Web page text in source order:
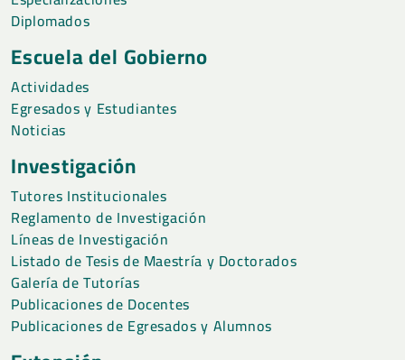
Diplomados
Escuela del Gobierno
Actividades
Egresados y Estudiantes
Noticias
Investigación
Tutores Institucionales
Reglamento de Investigación
Líneas de Investigación
Listado de Tesis de Maestría y Doctorados
Galería de Tutorías
Publicaciones de Docentes
Publicaciones de Egresados y Alumnos